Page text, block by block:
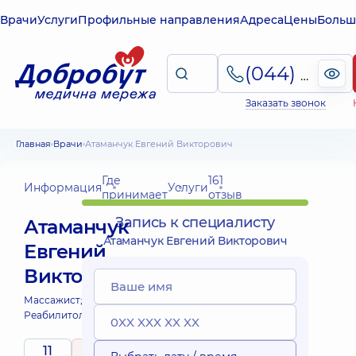
ВрачиУслугиПрофильные направленияАдресаЦены
(044) 495-2-888
Заказать звонок
Главная Врачи Атаманчук Евгений Викторович
ИнформацияГде
принимаетУслуги161
отзыв
Атаманчук
Евгений
Викторович
Массажист; Массажист детский;
Реабилитолог;
11 5 / 5
Запись к специалисту
Атаманчук Евгений Викторович